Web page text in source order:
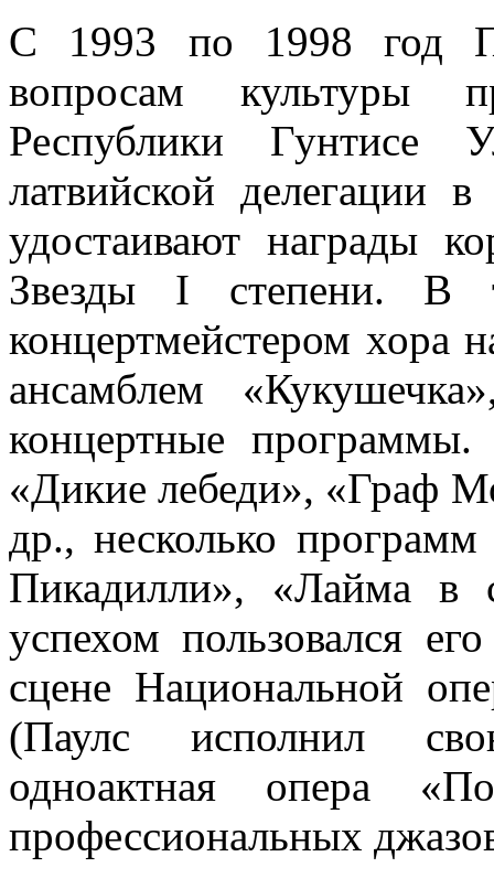
С 1993 по 1998 год
вопросам культуры
Республики Гунтисе
латвийской
удостаивают награды
Звезды I степени. В
концертмейстером хора
ансамблем
концертные
«Дикие лебеди», «Граф
др., несколько
Пикадилли», «Лайма в
успехом пользовался
сцене Национальной
(Паулс исполнил
одноактная опера
профессиональных